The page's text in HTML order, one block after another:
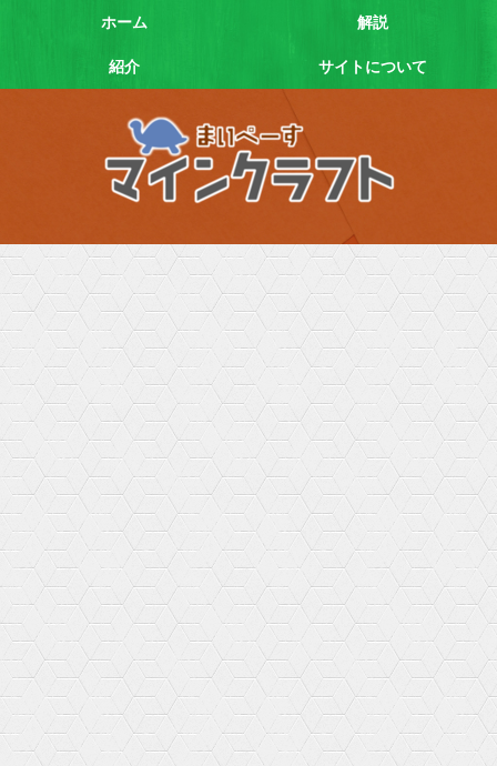
ホーム 解説
紹介 サイトについて